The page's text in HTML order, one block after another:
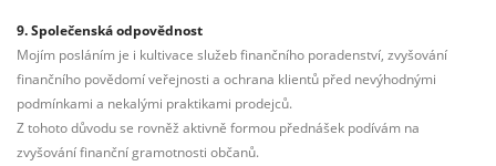
9. Společenská odpovědnost
Mojím posláním je i kultivace služeb finančního poradenství, zvyšování
finančního povědomí veřejnosti a ochrana klientů před nevýhodnými
podmínkami a nekalými praktikami prodejců.
Z tohoto důvodu se rovněž aktivně formou přednášek podívám na
zvyšování finanční gramotnosti občanů.